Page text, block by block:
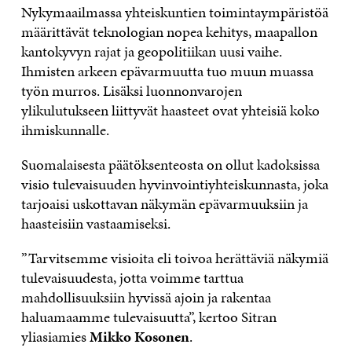
Nykymaailmassa yhteiskuntien toimintaympäristöä
määrittävät teknologian nopea kehitys, maapallon
kantokyvyn rajat ja geopolitiikan uusi vaihe.
Ihmisten arkeen epävarmuutta tuo muun muassa
työn murros. Lisäksi luonnonvarojen
ylikulutukseen liittyvät haasteet ovat yhteisiä koko
ihmiskunnalle.
Suomalaisesta päätöksenteosta on ollut kadoksissa
visio tulevaisuuden hyvinvointiyhteiskunnasta, joka
tarjoaisi uskottavan näkymän epävarmuuksiin ja
haasteisiin vastaamiseksi.
”Tarvitsemme visioita eli toivoa herättäviä näkymiä
tulevaisuudesta, jotta voimme tarttua
mahdollisuuksiin hyvissä ajoin ja rakentaa
haluamaamme tulevaisuutta”, kertoo Sitran
yliasiamiesMikko Kosonen.